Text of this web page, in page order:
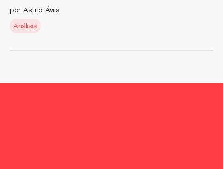
por Astrid Ávila
Análisis